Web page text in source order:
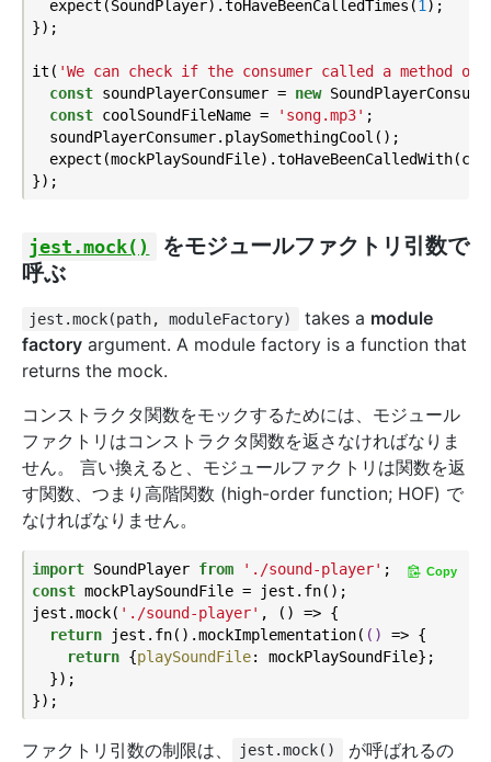
  expect(SoundPlayer).toHaveBeenCalledTimes(
1 );
});
it( 'We can check if the consumer called a method
const soundPlayerConsumer = new
const coolSoundFileName = 'song.mp3' ;
  soundPlayerConsumer.playSomethingCool();
jest.mock()
をモジュールファクトリ引数で
呼ぶ
jest.mock(path, moduleFactory) takes a module
factory argument. A module factory is a function that
returns the mock.
コンストラクタ関数をモックするためには、モジュール
ファクトリはコンストラクタ関数を返さなければなりま
せん。 言い換えると、モジュールファクトリは関数を返
す関数、つまり高階関数 (high-order function; HOF) で
なければなりません。
import SoundPlayer from './sound-player'
const mockPlaySoundFile = jest.fn();
jest.mock( './sound-player' , () => {
return jest.fn().mockImplementation( () => {
return {playSoundFile: mockPlaySoundFile};
  });
Copy
ファクトリ引数の制限は、 jest.mock()
が呼ばれるの